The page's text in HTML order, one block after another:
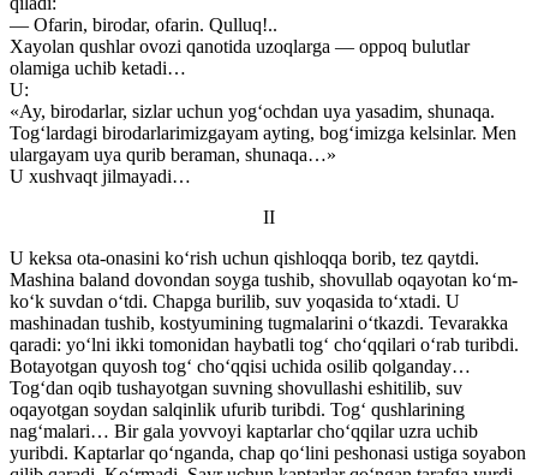
— Ofarin, birodar, ofarin. Qulluq!..
Xayolan qushlar ovozi qanotida uzoqlarga — oppoq bulutlar
olamiga uchib ketadi…
U:
«Ay, birodarlar, sizlar uchun yog‘ochdan uya yasadim, shunaqa.
Tog‘lardagi birodarlarimizgayam ayting, bog‘imizga kelsinlar. Men
ulargayam uya qurib beraman, shunaqa…»
U xushvaqt jilmayadi…
II
U keksa ota-onasini ko‘rish uchun qishloqqa borib, tez qaytdi.
Mashina baland dovondan soyga tushib, shovullab oqayotan ko‘m-
ko‘k suvdan o‘tdi. Chapga burilib, suv yoqasida to‘xtadi. U
mashinadan tushib, kostyumining tugmalarini o‘tkazdi. Tevarakka
qaradi: yo‘lni ikki tomonidan haybatli tog‘ cho‘qqilari o‘rab turibdi.
Botayotgan quyosh tog‘ cho‘qqisi uchida osilib qolganday…
Tog‘dan oqib tushayotgan suvning shovullashi eshitilib, suv
oqayotgan soydan salqinlik ufurib turibdi. Tog‘ qushlarining
nag‘malari… Bir gala yovvoyi kaptarlar cho‘qqilar uzra uchib
yuribdi. Kaptarlar qo‘nganda, chap qo‘lini peshonasi ustiga soyabon